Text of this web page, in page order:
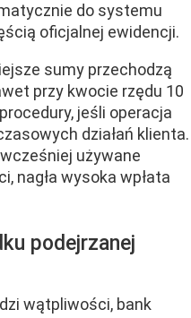
do systemu
oficjalnej ewidencji.
sumy przechodzą
przy kwocie rzędu 10
jeśli operacja
działań klienta.
używane
nagła wysoka wpłata
podejrzanej
wątpliwości, bank